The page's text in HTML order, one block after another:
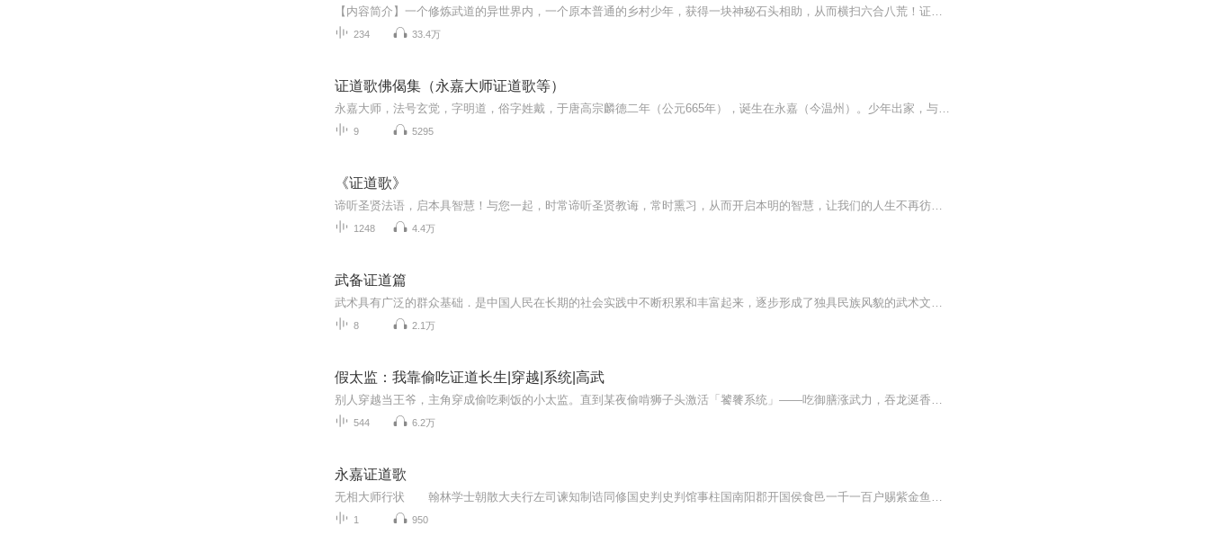
【内容简介】一个修炼武道的异世界内，一个原本普通的乡村少年，获得一块神秘石头相助，从而横扫六合八荒！证那永恒之道！【作者/主播简介】作者：青衫落拓，网络小说作家。主播：华风五【购买须知】1、本作品为付费有声书，前90集为免费试听，购买成功后...
234 33.4万
证道歌佛偈集（永嘉大师证道歌等）
永嘉大师，法号玄觉，字明道，俗字姓戴，于唐高宗麟德二年（公元665年），诞生在永嘉（今温州）。少年出家，与南岳怀让、青原行思等同列禅宗六祖慧能门下，成为著名的五大弟子之一。他曾去广东曹溪南华寺拜见六祖惠能印证得悟，所著的《永嘉禅宗集》和《永...
9 5295
《证道歌》
谛听圣贤法语，启本具智慧！与您一起，时常谛听圣贤教诲，常时熏习，从而开启本明的智慧，让我们的人生不再彷徨和迷惑！让人生的每一个当下，都能够明明了了，清清楚楚，清静湛然！
1248 4.4万
武备证道篇
武术具有广泛的群众基础．是中国人民在长期的社会实践中不断积累和丰富起来，逐步形成了独具民族风貌的武术文化体系，是一项宝贵的文化遗产。《武备证道篇》聚焦中华国术，具有中国传统文化共性的反映，又具有武术本身独特的个性涵含。
8 2.1万
假太监：我靠偷吃证道长生|穿越|系统|高武
别人穿越当王爷，主角穿成偷吃剩饭的小太监。直到某夜偷啃狮子头激活「饕餮系统」——吃御膳涨武力，吞龙涎香升修为！本想苟成九千岁，奈何陈妃娘娘的玉足太晃眼，更糟的是身体某处突然觉醒…“娘娘，我真不是假太监！”“闭嘴，把这碗十全大补汤喝了！
544 6.2万
永嘉证道歌
无相大师行状 翰林学士朝散大夫行左司谏知制诰同修国史判史判馆事柱国南阳郡开国侯食邑一千一百户赐紫金鱼袋杨亿 述 温州永嘉玄觉禅师者。永嘉人也。姓戴氏。丱岁出家。遍探三藏精天台旨。观圆妙法门。于四威仪中。常冥禅观。后因左溪朗禅师激励。...
1 950